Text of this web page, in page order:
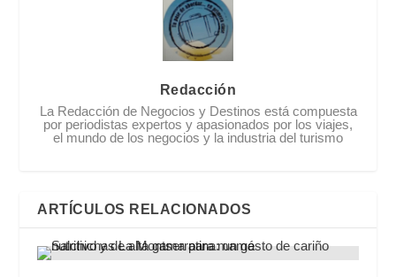
Redacción
La Redacción de Negocios y Destinos está compuesta
por periodistas expertos y apasionados por los viajes,
el mundo de los negocios y la industria del turismo
ARTÍCULOS RELACIONADOS